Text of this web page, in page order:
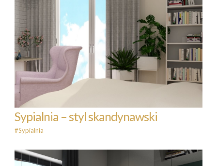
Sypialnia – styl skandynawski
#Sypialnia
Sypialnia – styl skandynawski
#Sypialnia